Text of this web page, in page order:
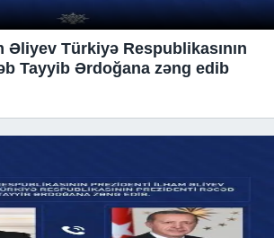
Əliyev Türkiyə Respublikasının
Tayyib Ərdoğana zəng edib